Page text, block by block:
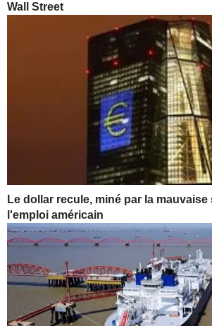
Wall Street
Le dollar recule, miné par la
l'emploi américain